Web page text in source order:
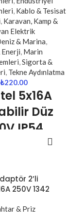
Kablo & Tesisat
Karavan, Kamp &
Elektrik
& Marina
Enerji Marin
Sigorta &
Tekne Aydınlatma
₺220.00
5x16A
Düz
IP54
13301
Fiş |
&
Enerji
2’li
250V 1342
& Priz